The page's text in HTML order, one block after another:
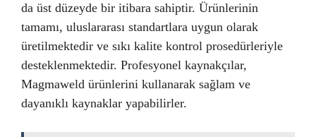
da üst düzeyde bir itibara sahiptir. Ürünlerinin
tamamı, uluslararası standartlara uygun olarak
üretilmektedir ve sıkı kalite kontrol prosedürleriyle
desteklenmektedir. Profesyonel kaynakçılar,
Magmaweld ürünlerini kullanarak sağlam ve
dayanıklı kaynaklar yapabilirler.